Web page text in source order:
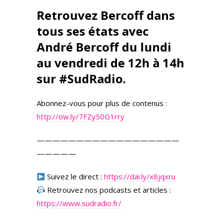
Retrouvez Bercoff dans
tous ses états avec
André Bercoff du lundi
au vendredi de 12h à 14h
sur #SudRadio.
Abonnez-vous pour plus de contenus :
http://ow.ly/7FZy50G1rry
——————————————————
—————
Suivez le direct :https://dai.ly/x8jqxru
Retrouvez nos podcasts et articles :
https://www.sudradio.fr/